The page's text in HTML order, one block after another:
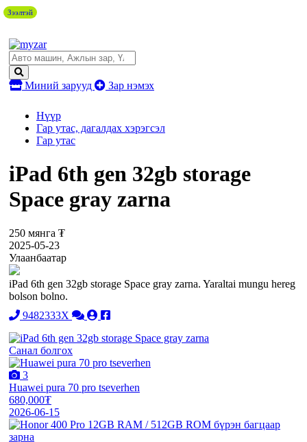
Миний зарууд Зар нэмэх
Нүүр
Гар утас, дагалдах хэрэгсэл
Гар утас
iPad 6th gen 32gb storage
Space gray zarna
250 мянга ₮
2025-05-23
Улаанбаатар
iPad 6th gen 32gb storage Space gray zarna. Yaraltai mungu hereg
bolson bolno.
9482333X
Санал болгох
3
Huawei pura 70 pro tseverhen
680,000₮
2026-06-15
Зээлтэй